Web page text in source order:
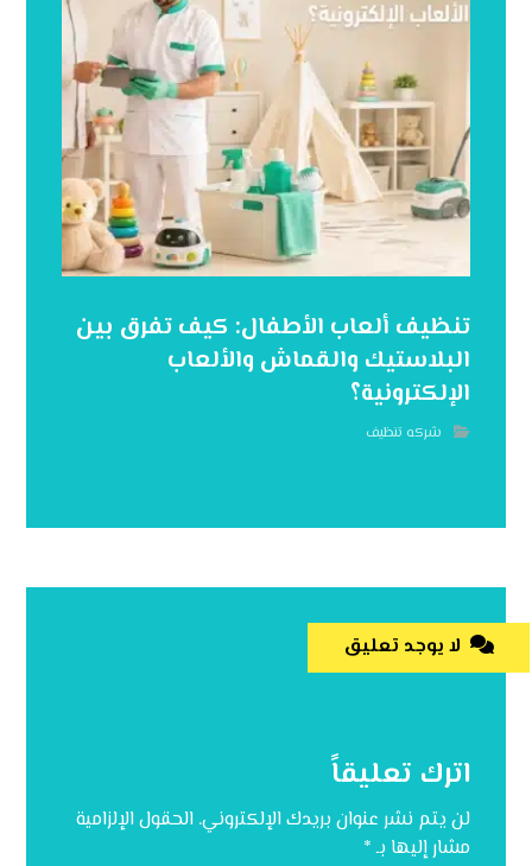
تنظيف ألعاب الأطفال: كيف تفرق بين
البلاستيك والقماش والألعاب
الإلكترونية؟
شركه تنظيف
لا يوجد تعليق
اترك تعليقاً
لن يتم نشر عنوان بريدك الإلكتروني. الحقول الإلزامية
مشار إليها بـ*